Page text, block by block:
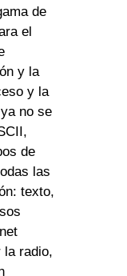
de
el
y la
y la
no se
de
las
texto,
la radio,